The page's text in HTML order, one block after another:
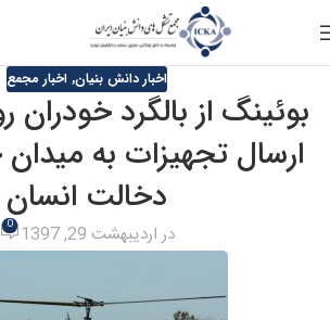
اخبار دانش بنیان, اخبار مجمع
بوئینگ از بالگرد خودران
ارسال تجهیزات به
دخالت انسان
در اردیبهشت 29, 1397 0